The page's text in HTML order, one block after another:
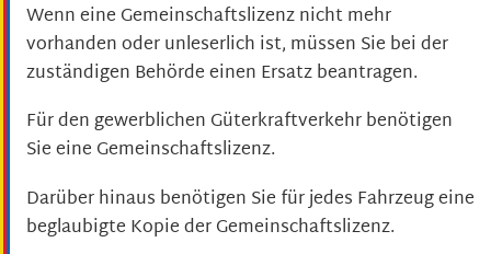
Wenn eine Gemeinschaftslizenz nicht mehr
vorhanden oder unleserlich ist, müssen Sie bei der
zuständigen Behörde einen Ersatz beantragen.
Für den gewerblichen Güterkraftverkehr benötigen
Sie eine Gemeinschaftslizenz.
Darüber hinaus benötigen Sie für jedes Fahrzeug eine
beglaubigte Kopie der Gemeinschaftslizenz.